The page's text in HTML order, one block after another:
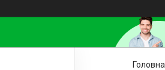
Головна